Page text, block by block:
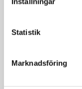
Statistik
Marknadsföring
KONTAKT